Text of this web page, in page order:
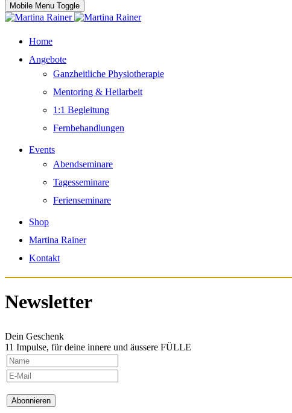
Mobile Menu Toggle
Home
Angebote
Ganzheitliche Physiotherapie
Mentoring & Heilarbeit
1:1 Begleitung
Fernbehandlungen
Events
Abendseminare
Tagesseminare
Ferienseminare
Shop
Martina Rainer
Kontakt
Newsletter
Dein Geschenk
11 Impulse, für deine innere und äussere FÜLLE
Abonnieren